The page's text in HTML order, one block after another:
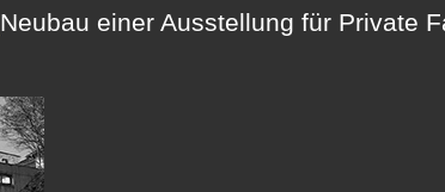
Neubau einer Ausstellung für Private